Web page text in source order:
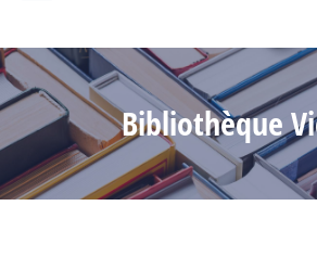
Bibliothèque